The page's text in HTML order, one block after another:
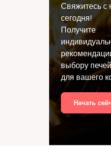
Свяжитесь с
сегодня!
Получите
выбору
для вашего
Начать